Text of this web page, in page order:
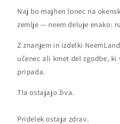
Naj bo majhen lonec na
zemlje — neem deluje enako:
Z znanjem in izdelki
učenec ali kmet del zgodbe,
pripada.
Tla ostajajo živa.
Pridelek ostaja zdrav.